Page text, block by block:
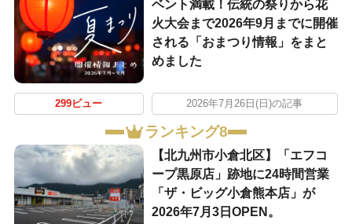
ベント満載！伝統の祭りから花
火大会まで2026年9月までに開催
される「おまつり情報」をまと
めました
299ビュー 2026年7月26日(日)の記事
ランキング8
【北九州市小倉北区】「エフコ
ープ黒原店」跡地に24時間営業
「ザ・ビッグ小倉熊本店」が
2026年7月3日OPEN。